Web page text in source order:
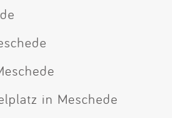
in Meschede